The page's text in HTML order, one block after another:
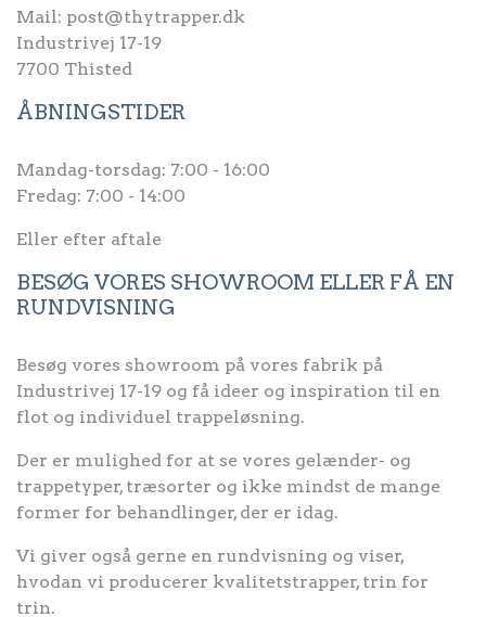
Mail: post@thytrapper.dk
Industrivej 17-19
7700 Thisted
ÅBNINGSTIDER
Mandag-torsdag: 7:00 - 16:00
Fredag: 7:00 - 14:00
Eller efter aftale
BESØG VORES SHOWROOM ELLER FÅ EN
RUNDVISNING
Besøg vores showroom på vores fabrik på
Industrivej 17-19 og få ideer og inspiration til en
flot og individuel trappeløsning.
Der er mulighed for at se vores gelænder- og
trappetyper, træsorter og ikke mindst de mange
former for behandlinger, der er idag.
Vi giver også gerne en rundvisning og viser,
hvodan vi producerer kvalitetstrapper, trin for
trin.